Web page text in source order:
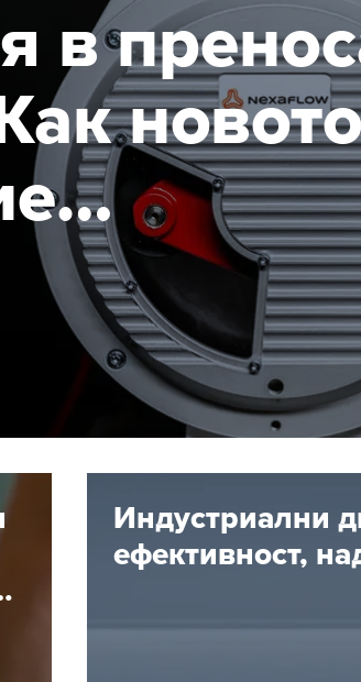
в
от
до 40%?
Индустриални
ефективност,